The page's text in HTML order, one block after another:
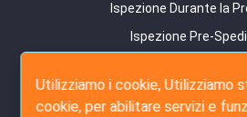
Ispezione Durante la
Ispezione Pre-
Servizio Amazon
Utilizziamo i cookie, Utilizziamo
cookie, per abilitare servizi e